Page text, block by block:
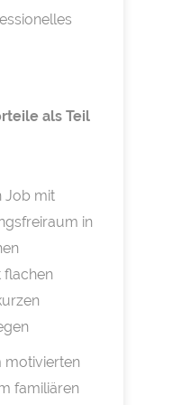
als Teil
Job mit
in
flachen
motivierten
familiären